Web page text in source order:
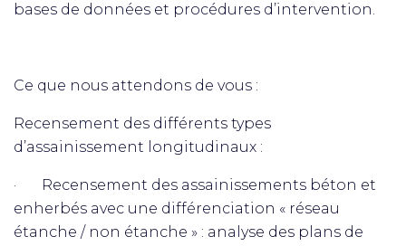
bases de données et procédures d’intervention.
Ce que nous attendons de vous :
Recensement des différents types
d’assainissement longitudinaux :
· Recensement des assainissements béton et
enherbés avec une différenciation « réseau
étanche / non étanche » : analyse des plans de